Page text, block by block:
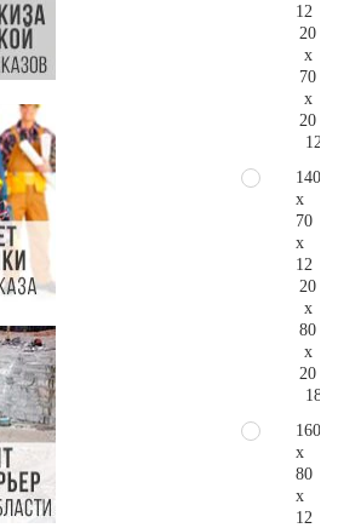
12
20
x
70
x
20
140
x
70
x
12
20
x
80
x
20
160
x
80
x
12